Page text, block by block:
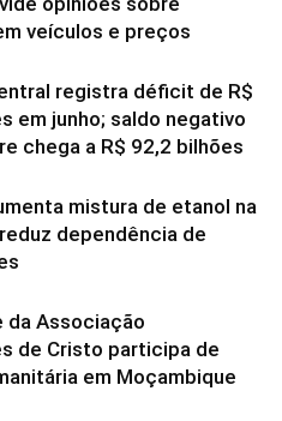
veículos e preços
registra déficit de R$
em junho; saldo negativo
chega a R$ 92,2 bilhões
mistura de etanol na
dependência de
da Associação
de Cristo participa de
em Moçambique